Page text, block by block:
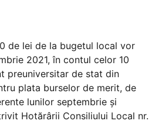
de lei de la bugetul local vor
2021, în contul celor 10
preuniversitar de stat din
plata burselor de merit, de
lunilor septembrie și
Hotărârii Consiliului Local nr.